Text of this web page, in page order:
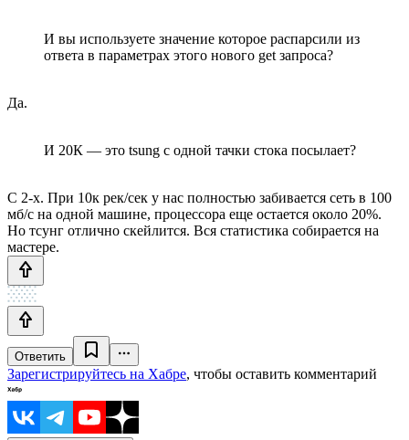
И вы используете значение которое распарсили из
ответа в параметрах этого нового get запроса?
Да.
И 20К — это tsung с одной тачки стока посылает?
С 2-х. При 10к рек/сек у нас полностью забивается сеть в 100
мб/c на одной машине, процессора еще остается около 20%.
Но тсунг отлично скейлится. Вся статистика собирается на
мастере.
Ответить
Зарегистрируйтесь на Хабре, чтобы оставить комментарий